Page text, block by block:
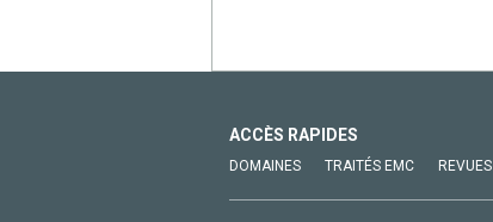
ACCÈS RAPIDES
DOMAINES TRAITÉS EMC REVUES